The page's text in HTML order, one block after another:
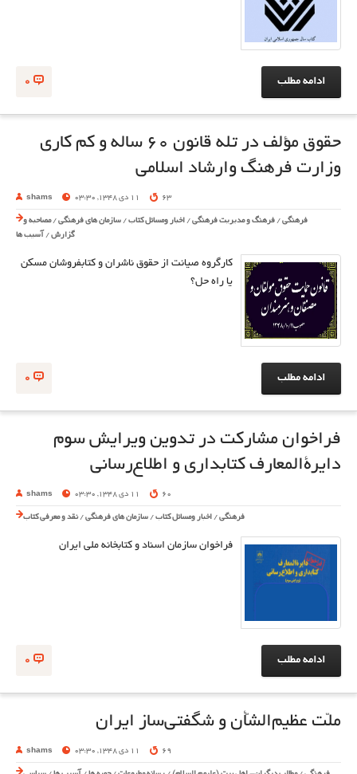
0 ادامه مطلب
حقوق مؤلف در تله قانون ۶۰ ساله و کم کاری
وزارت فرهنگ وارشاد اسلامی
shams 11 دی 1348, 03:30 63
فرهنگی / فرهنگ و مدیریت فرهنگی / اخبار ومسائل کتاب / سازمان های فرهنگی /مصاحبه و
گزارش / آسیب ها
کارگروه صیانت از حقوق ناشران و کتابفروشان مسکن
یا راه حل؟
0 ادامه مطلب
فراخوان مشارکت در تدوین ویرایش سوم
دایرةالمعارف کتابداری و اطلاع‌رسانی
shams 11 دی 1348, 03:30 60
فرهنگی / اخبار ومسائل کتاب / سازمان های فرهنگی /نقد و معرفی کتاب
فراخوان سازمان اسناد و کتابخانه ملی ایران
0 ادامه مطلب
ملّت عظیم‌الشّأن و شگفتی‌ساز ایران
shams 11 دی 1348, 03:30 69